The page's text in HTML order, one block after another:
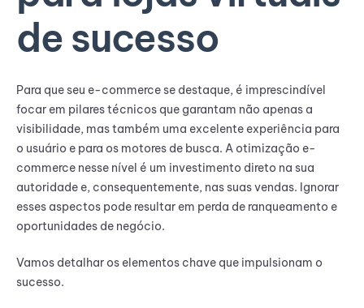
de sucesso
Para que seu e-commerce se destaque, é imprescindível
focar em pilares técnicos que garantam não apenas a
visibilidade, mas também uma excelente experiência para
o usuário e para os motores de busca. A otimização e-
commerce nesse nível é um investimento direto na sua
autoridade e, consequentemente, nas suas vendas. Ignorar
esses aspectos pode resultar em perda de ranqueamento e
oportunidades de negócio.
Vamos detalhar os elementos chave que impulsionam o
sucesso.